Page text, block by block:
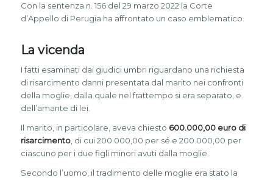
Con la sentenza n. 156 del 29 marzo 2022 la Corte
d’Appello di Perugia ha affrontato un caso emblematico.
La vicenda
I fatti esaminati dai giudici umbri riguardano una richiesta
di risarcimento danni presentata dal marito nei confronti
della moglie, dalla quale nel frattempo si era separato, e
dell’amante di lei.
Il marito, in particolare, aveva chiesto 600.000,00 euro di
risarcimento, di cui 200.000,00 per sé e 200.000,00 per
ciascuno per i due figli minori avuti dalla moglie.
Secondo l’uomo, il tradimento delle moglie era stato la